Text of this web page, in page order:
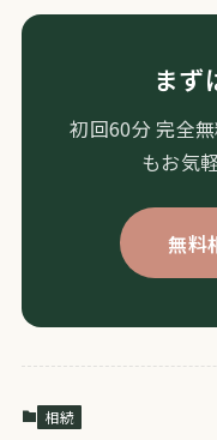
まず
初回60分 完全
もお気
無料
相続